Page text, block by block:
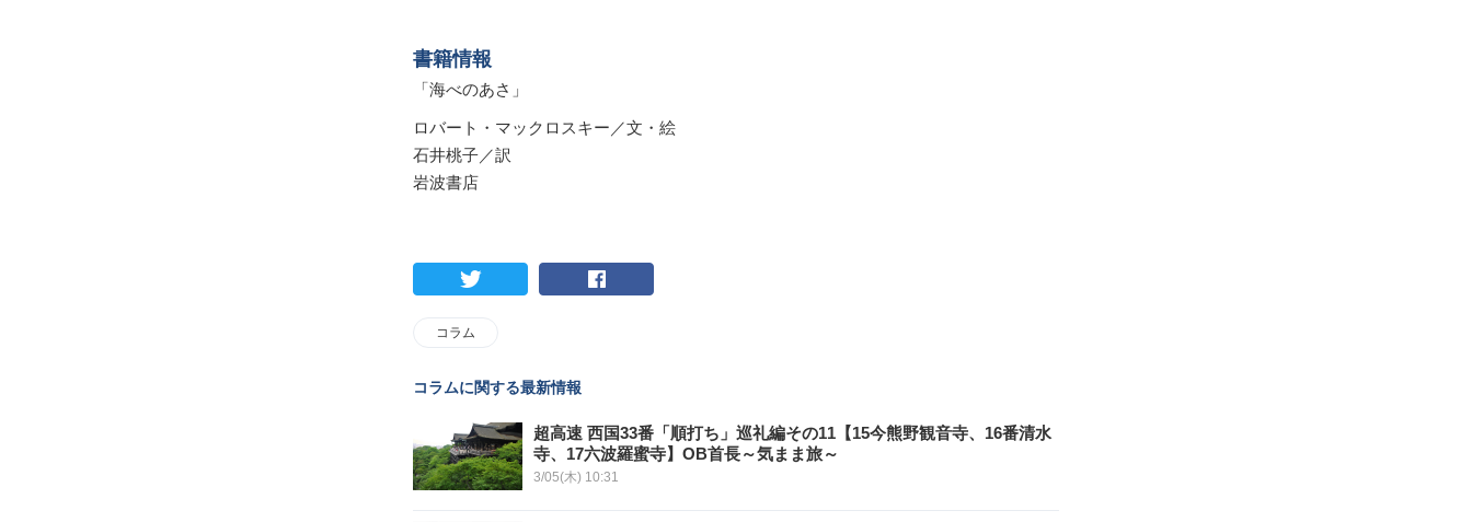
書籍情報
「海べのあさ」
ロバート・マックロスキー／文・絵
石井桃子／訳
岩波書店
コラム
コラムに関する最新情報
超高速 西国33番「順打ち」巡礼編その11【15今熊野観音寺、16番清水
寺、17六波羅蜜寺】OB首長～気まま旅～
3/05(木) 10:31